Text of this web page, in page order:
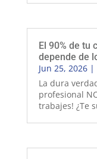
El 90% de tu
depende de
Jun 25, 2026|
La dura
profesional
trabajes! ¿Te